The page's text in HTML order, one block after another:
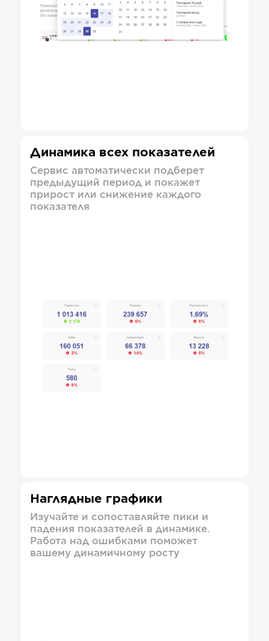
Динамика всех показателей
Сервис автоматически подберет
предыдущий период и покажет
прирост или снижение каждого
показателя
Наглядные графики
Изучайте и сопоставляйте пики и
падения показателей в динамике.
Работа над ошибками поможет
вашему динамичному росту